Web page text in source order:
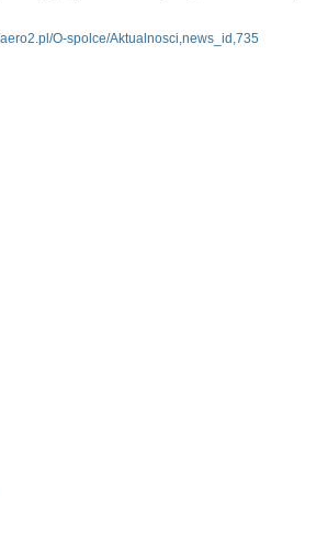
aero2.pl/O-spolce/Aktualnosci,news_id,735